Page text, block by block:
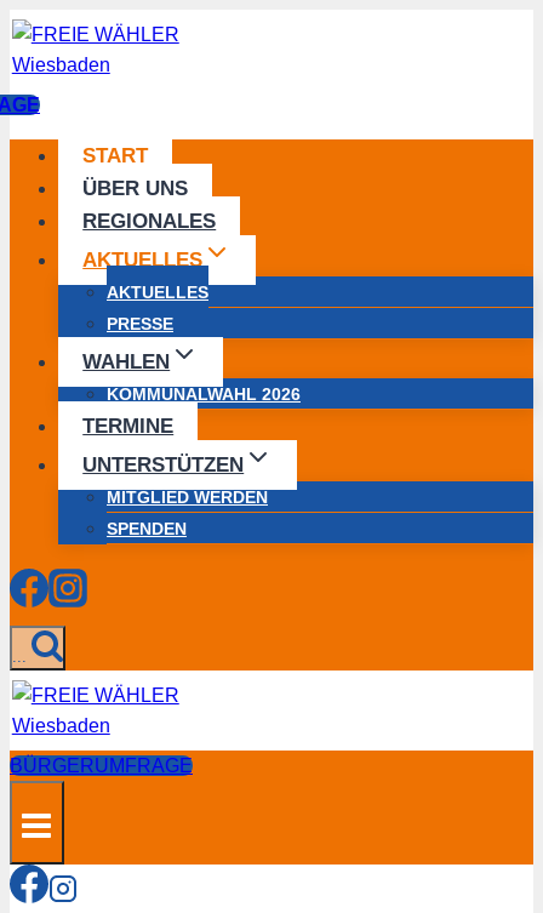
Zum
Inhalt
START
ÜBER UNS
REGIONALES
AKTUELLES
AKTUELLES
PRESSE
WAHLEN
KOMMUNALWAHL 2026
TERMINE
UNTERSTÜTZEN
MITGLIED WERDEN
SPENDEN
...
BÜRGERUMFRAGE